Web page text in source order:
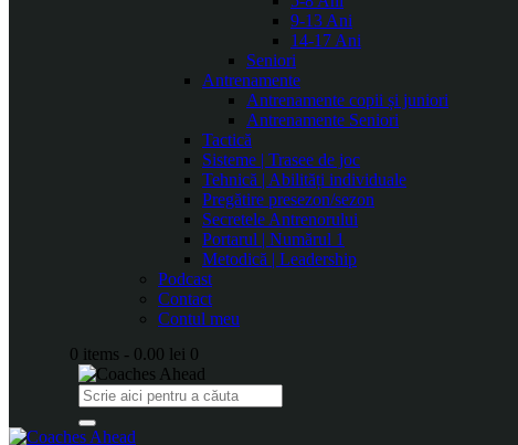
9-13 Ani
14-17 Ani
Seniori
Antrenamente
Antrenamente copii și juniori
Antrenamente Seniori
Tactică
Sisteme | Trasee de joc
Tehnică | Abilități individuale
Pregătire presezon/sezon
Secretele Antrenorului
Portarul | Numărul 1
Metodică | Leadership
Podcast
Contact
Contul meu
0 items - 0.00 lei 0